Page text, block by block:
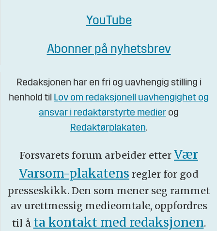
YouTube
Abonner på nyhetsbrev
Redaksjonen har en fri og uavhengig stilling i
henhold til Lov om redaksjonell uavhengighet og
ansvar i redaktørstyrte medier og
Redaktørplakaten.
Forsvarets forum arbeider etter Vær
Varsom-plakatens regler for god
presseskikk. Den som mener seg rammet
av urettmessig medieomtale, oppfordres
til å ta kontakt med redaksjonen.